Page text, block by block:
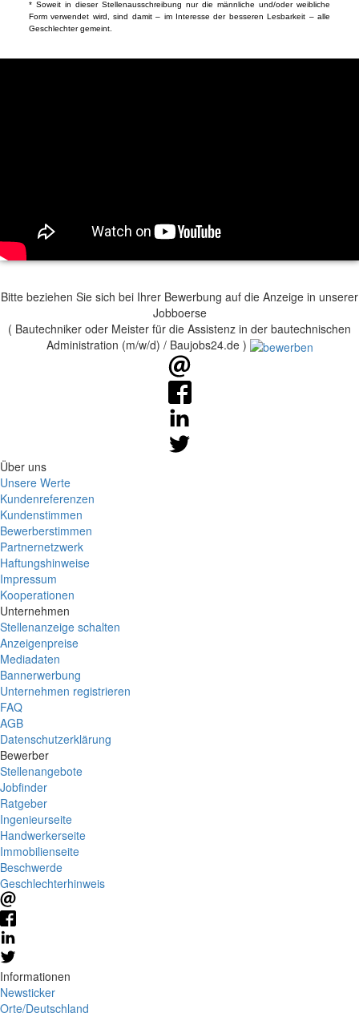
* Soweit in dieser Stellenausschreibung nur die männliche und/oder weibliche
Form verwendet wird, sind damit – im Interesse der besseren Lesbarkeit – alle
Geschlechter gemeint.
Bitte beziehen Sie sich bei Ihrer Bewerbung auf die Anzeige in unserer
Jobboerse
( Bautechniker oder Meister für die Assistenz in der bautechnischen
Administration (m/w/d) / Baujobs24.de )
Über uns
Unsere Werte
Kundenreferenzen
Kundenstimmen
Bewerberstimmen
Partnernetzwerk
Haftungshinweise
Impressum
Kooperationen
Unternehmen
Stellenanzeige schalten
Anzeigenpreise
Mediadaten
Bannerwerbung
Unternehmen registrieren
FAQ
AGB
Datenschutzerklärung
Bewerber
Stellenangebote
Jobfinder
Ratgeber
Ingenieurseite
Handwerkerseite
Immobilienseite
Beschwerde
Geschlechterhinweis
Informationen
Newsticker
Orte/Deutschland